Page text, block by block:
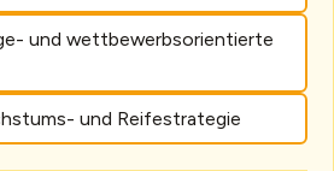
und wettbewerbsorientierte
und Reifestrategie